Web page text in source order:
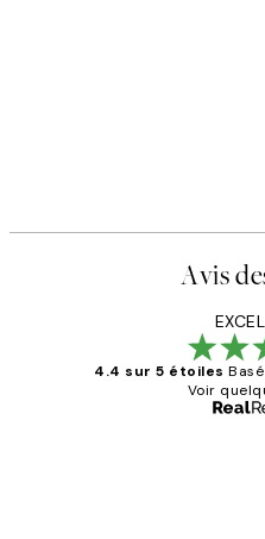
Avis
4.4 sur 5 étoiles
Voir